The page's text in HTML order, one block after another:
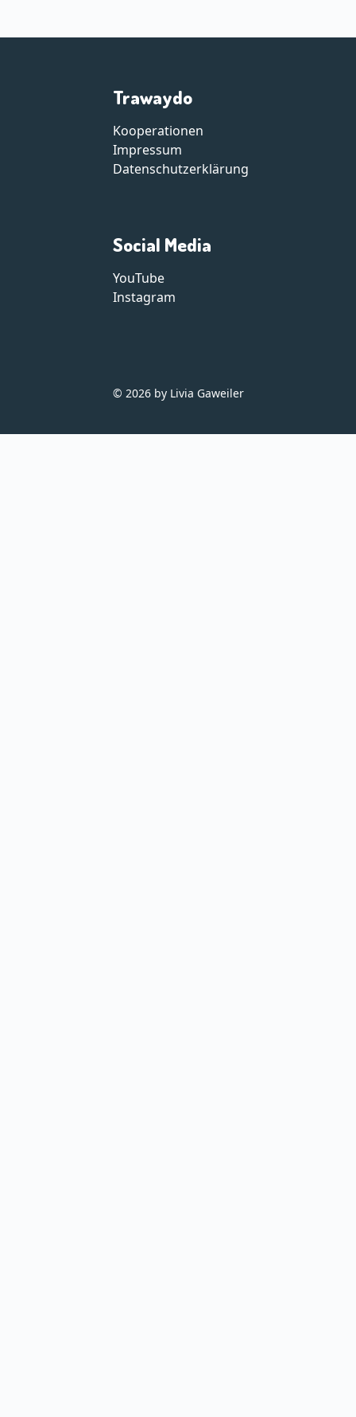
Trawaydo
Kooperationen
Impressum
Datenschutzerklärung
Social Media
YouTube
Instagram
© 2026 by Livia Gaweiler